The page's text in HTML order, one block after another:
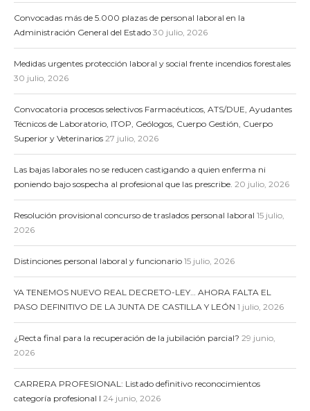
Convocadas más de 5.000 plazas de personal laboral en la
Administración General del Estado 30 julio, 2026
Medidas urgentes protección laboral y social frente incendios forestales
30 julio, 2026
Convocatoria procesos selectivos Farmacéuticos, ATS/DUE, Ayudantes
Técnicos de Laboratorio, ITOP, Geólogos, Cuerpo Gestión, Cuerpo
Superior y Veterinarios 27 julio, 2026
Las bajas laborales no se reducen castigando a quien enferma ni
poniendo bajo sospecha al profesional que las prescribe. 20 julio, 2026
Resolución provisional concurso de traslados personal laboral 15 julio,
2026
Distinciones personal laboral y funcionario 15 julio, 2026
YA TENEMOS NUEVO REAL DECRETO-LEY… AHORA FALTA EL
PASO DEFINITIVO DE LA JUNTA DE CASTILLA Y LEÓN 1 julio, 2026
¿Recta final para la recuperación de la jubilación parcial? 29 junio,
2026
CARRERA PROFESIONAL: Listado definitivo reconocimientos
categoría profesional I 24 junio, 2026